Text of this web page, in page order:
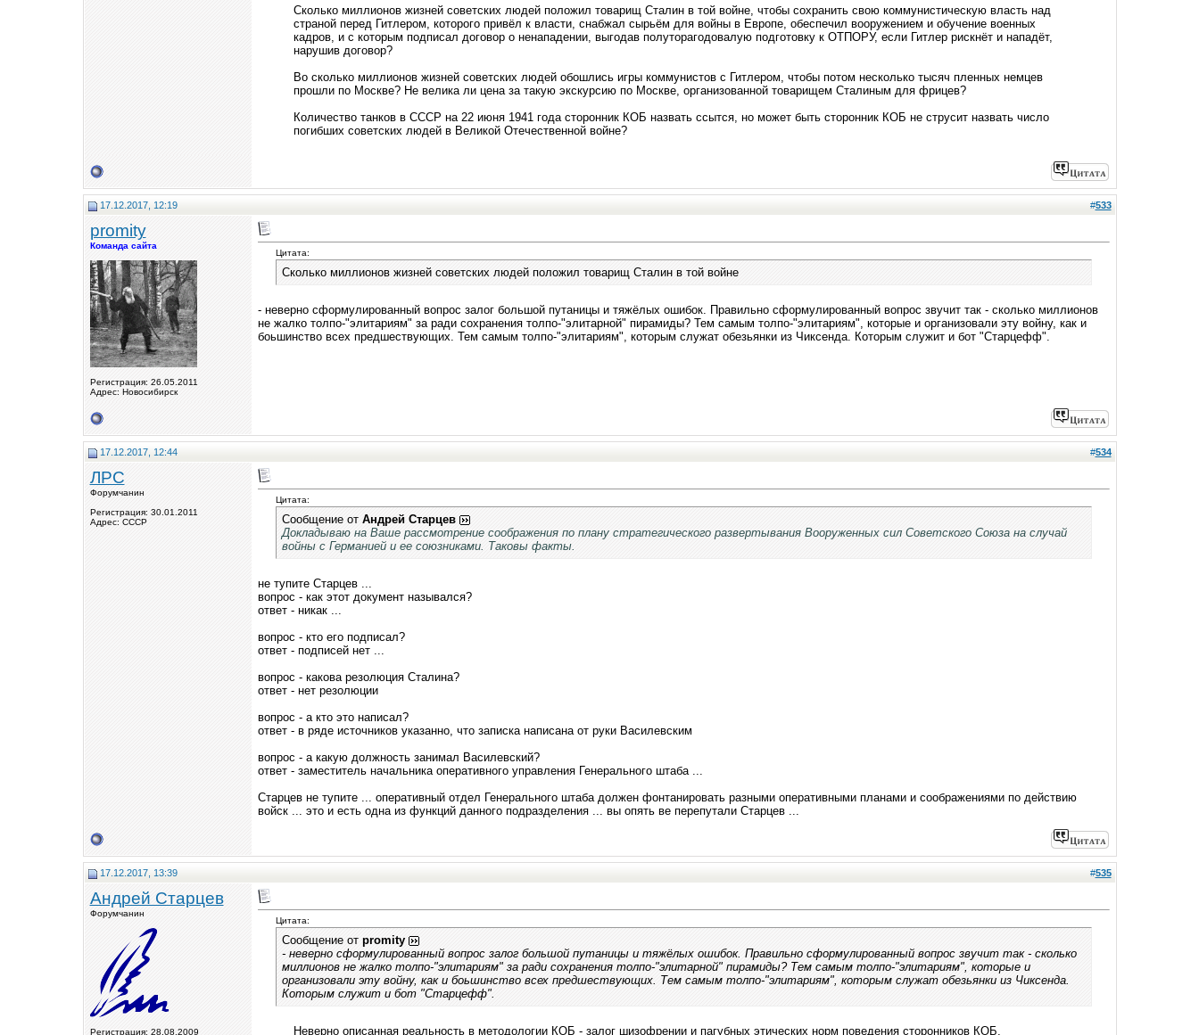
Сколько миллионов жизней советских людей положил товарищ Сталин в той войне, чтобы сохранить свою коммунистическую власть над
страной перед Гитлером, которого привёл к власти, снабжал сырьём для войны в Европе, обеспечил вооружением и обучение военных
кадров, и с которым подписал договор о ненападении, выгодав полуторагодовалую подготовку к ОТПОРУ, если Гитлер рискнёт и нападёт,
нарушив договор?
Во сколько миллионов жизней советских людей обошлись игры коммунистов с Гитлером, чтобы потом несколько тысяч пленных немцев
прошли по Москве? Не велика ли цена за такую экскурсию по Москве, организованной товарищем Сталиным для фрицев?
Количество танков в СССР на 22 июня 1941 года сторонник КОБ назвать ссытся, но может быть сторонник КОБ не струсит назвать число
погибших советских людей в Великой Отечественной войне?
17.12.2017, 12:19 #533
promity
Команда сайта
Регистрация: 26.05.2011
Адрес: Новосибирск
Цитата:
Сколько миллионов жизней советских людей положил товарищ Сталин в той войне
- неверно сформулированный вопрос залог большой путаницы и тяжёлых ошибок. Правильно сформулированный вопрос звучит так - сколько миллионов
не жалко толпо-"элитариям" за ради сохранения толпо-"элитарной" пирамиды? Тем самым толпо-"элитариям", которые и организовали эту войну, как и
боьшинство всех предшествующих. Тем самым толпо-"элитариям", которым служат обезьянки из Чиксенда. Которым служит и бот "Старцефф".
17.12.2017, 12:44 #534
ЛРС
Форумчанин
Регистрация: 30.01.2011
Адрес: СССР
Цитата:
Сообщение от Андрей Старцев
Докладываю на Ваше рассмотрение соображения по плану стратегического развертывания Вооруженных сил Советского Союза на случай
войны с Германией и ее союзниками. Таковы факты.
не тупите Старцев ...
вопрос - как этот документ назывался?
ответ - никак ...
вопрос - кто его подписал?
ответ - подписей нет ...
вопрос - какова резолюция Сталина?
ответ - нет резолюции
вопрос - а кто это написал?
ответ - в ряде источников указанно, что записка написана от руки Василевским
вопрос - а какую должность занимал Василевский?
ответ - заместитель начальника оперативного управления Генерального штаба ...
Старцев не тупите ... оперативный отдел Генерального штаба должен фонтанировать разными оперативными планами и соображениями по действию
войск ... это и есть одна из функций данного подразделения ... вы опять ве перепутали Старцев ...
17.12.2017, 13:39 #535
Андрей Старцев
Форумчанин
Регистрация: 28.08.2009
Цитата:
Сообщение от promity
- неверно сформулированный вопрос залог большой путаницы и тяжёлых ошибок. Правильно сформулированный вопрос звучит так - сколько
миллионов не жалко толпо-"элитариям" за ради сохранения толпо-"элитарной" пирамиды? Тем самым толпо-"элитариям", которые и
организовали эту войну, как и боьшинство всех предшествующих. Тем самым толпо-"элитариям", которым служат обезьянки из Чиксенда.
Которым служит и бот "Старцефф".
Неверно описанная реальность в методологии КОБ - залог шизофрении и пагубных этических норм поведения сторонников КОБ,